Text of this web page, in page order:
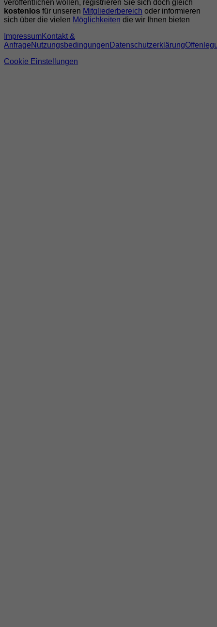
veröffentlichen wollen, registrieren Sie sich doch gleich
kostenlos für unseren Mitgliederbereich oder informieren
sich über die vielen Möglichkeiten die wir Ihnen bieten
ImpressumKontakt &
AnfrageNutzungsbedingungen Datenschutzerklärung
Cookie Einstellungen